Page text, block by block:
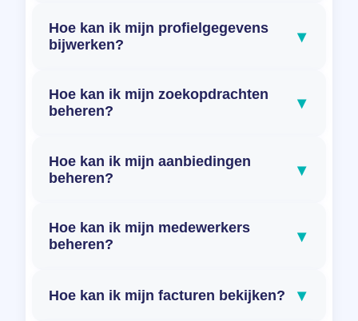
Hoe kan ik mijn profielgegevens
bijwerken?
▾
Hoe kan ik mijn zoekopdrachten
beheren?
▾
Hoe kan ik mijn aanbiedingen
beheren?
▾
Hoe kan ik mijn medewerkers
beheren?
▾
Hoe kan ik mijn facturen bekijken? ▾